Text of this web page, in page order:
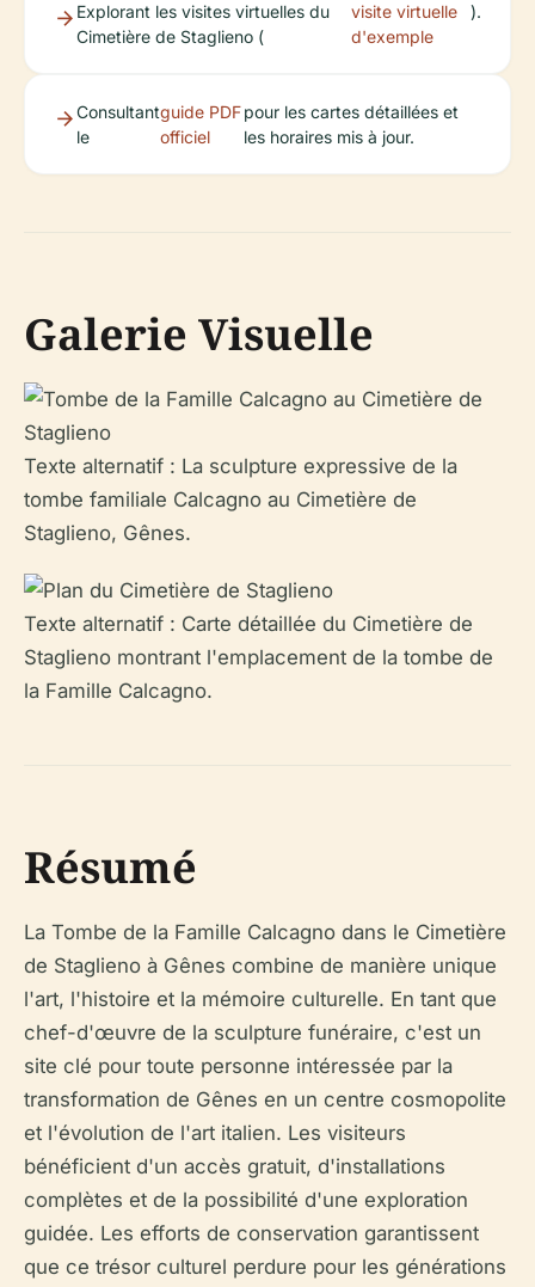
Explorant les visites virtuelles du
Cimetière de Staglieno (
visite virtuelle
d'exemple
).
Consultant
le
guide PDF
officiel
pour les cartes détaillées et
les horaires mis à jour.
Galerie Visuelle
Texte alternatif : La sculpture expressive de la
tombe familiale Calcagno au Cimetière de
Staglieno, Gênes.
Texte alternatif : Carte détaillée du Cimetière de
Staglieno montrant l'emplacement de la tombe de
la Famille Calcagno.
Résumé
La Tombe de la Famille Calcagno dans le Cimetière
de Staglieno à Gênes combine de manière unique
l'art, l'histoire et la mémoire culturelle. En tant que
chef-d'œuvre de la sculpture funéraire, c'est un
site clé pour toute personne intéressée par la
transformation de Gênes en un centre cosmopolite
et l'évolution de l'art italien. Les visiteurs
bénéficient d'un accès gratuit, d'installations
complètes et de la possibilité d'une exploration
guidée. Les efforts de conservation garantissent
que ce trésor culturel perdure pour les générations